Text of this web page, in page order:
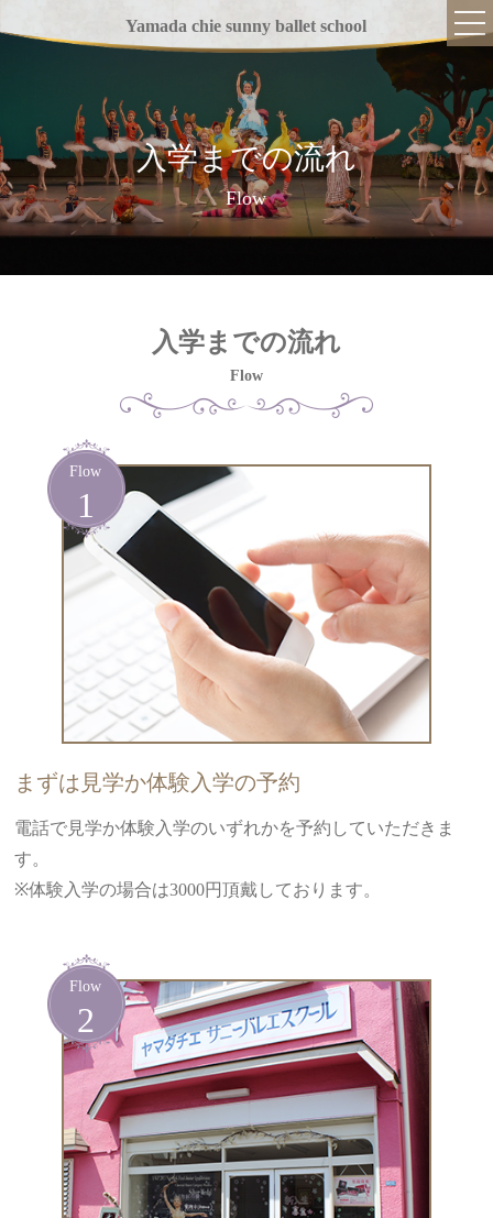
Yamada chie sunny ballet school
入学までの流れ
Flow
TOP
当スクールについて
クラス紹介
ボイス
各スクール案内
NEWS
入学までの流れ
Flow
まずは見学か体験入学の予約
電話で見学か体験入学のいずれかを予約していただきま
す。
※体験入学の場合は3000円頂戴しております。